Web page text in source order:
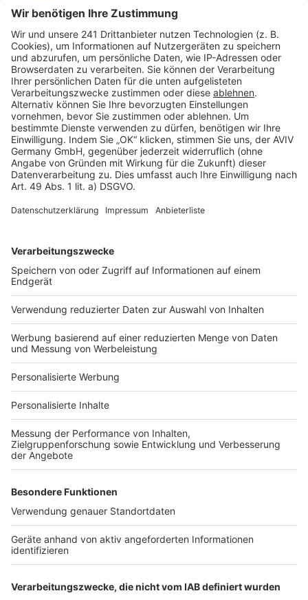
Seitenaufbau
Barrierefreiheit
Cookie Einstellungen
Rechtliches
AGB-Übersicht
Datenschutz
Impressum
Services
Bauprojekt-Quiz
Häuser-Suche
Hausanbieter-Suche
Bauprojekt-Profil
Für Unternehmen
Ihre Baufirma auf bauen.de
Kostenloses Infogespräch